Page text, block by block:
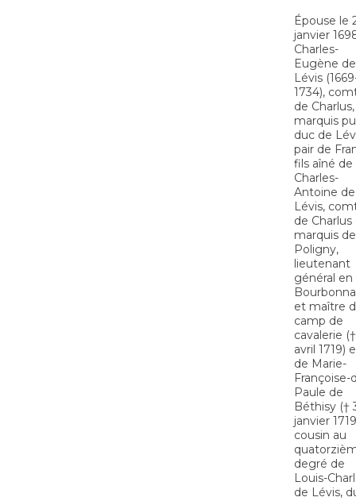
Épouse le
janvier
Charles-
Eugène de
Lévis
1734),
de Charlus,
marquis
duc de
pair de
fils aîné de
Charles-
Antoine de
Lévis,
de
marquis de
Poligny,
lieutenant
général en
et maître
camp de
cavalerie
avril 1719)
de Marie-
Françoise-
Paule de
Béthisy (†
janvier
cousin au
degré de
Louis-
de Lévis,